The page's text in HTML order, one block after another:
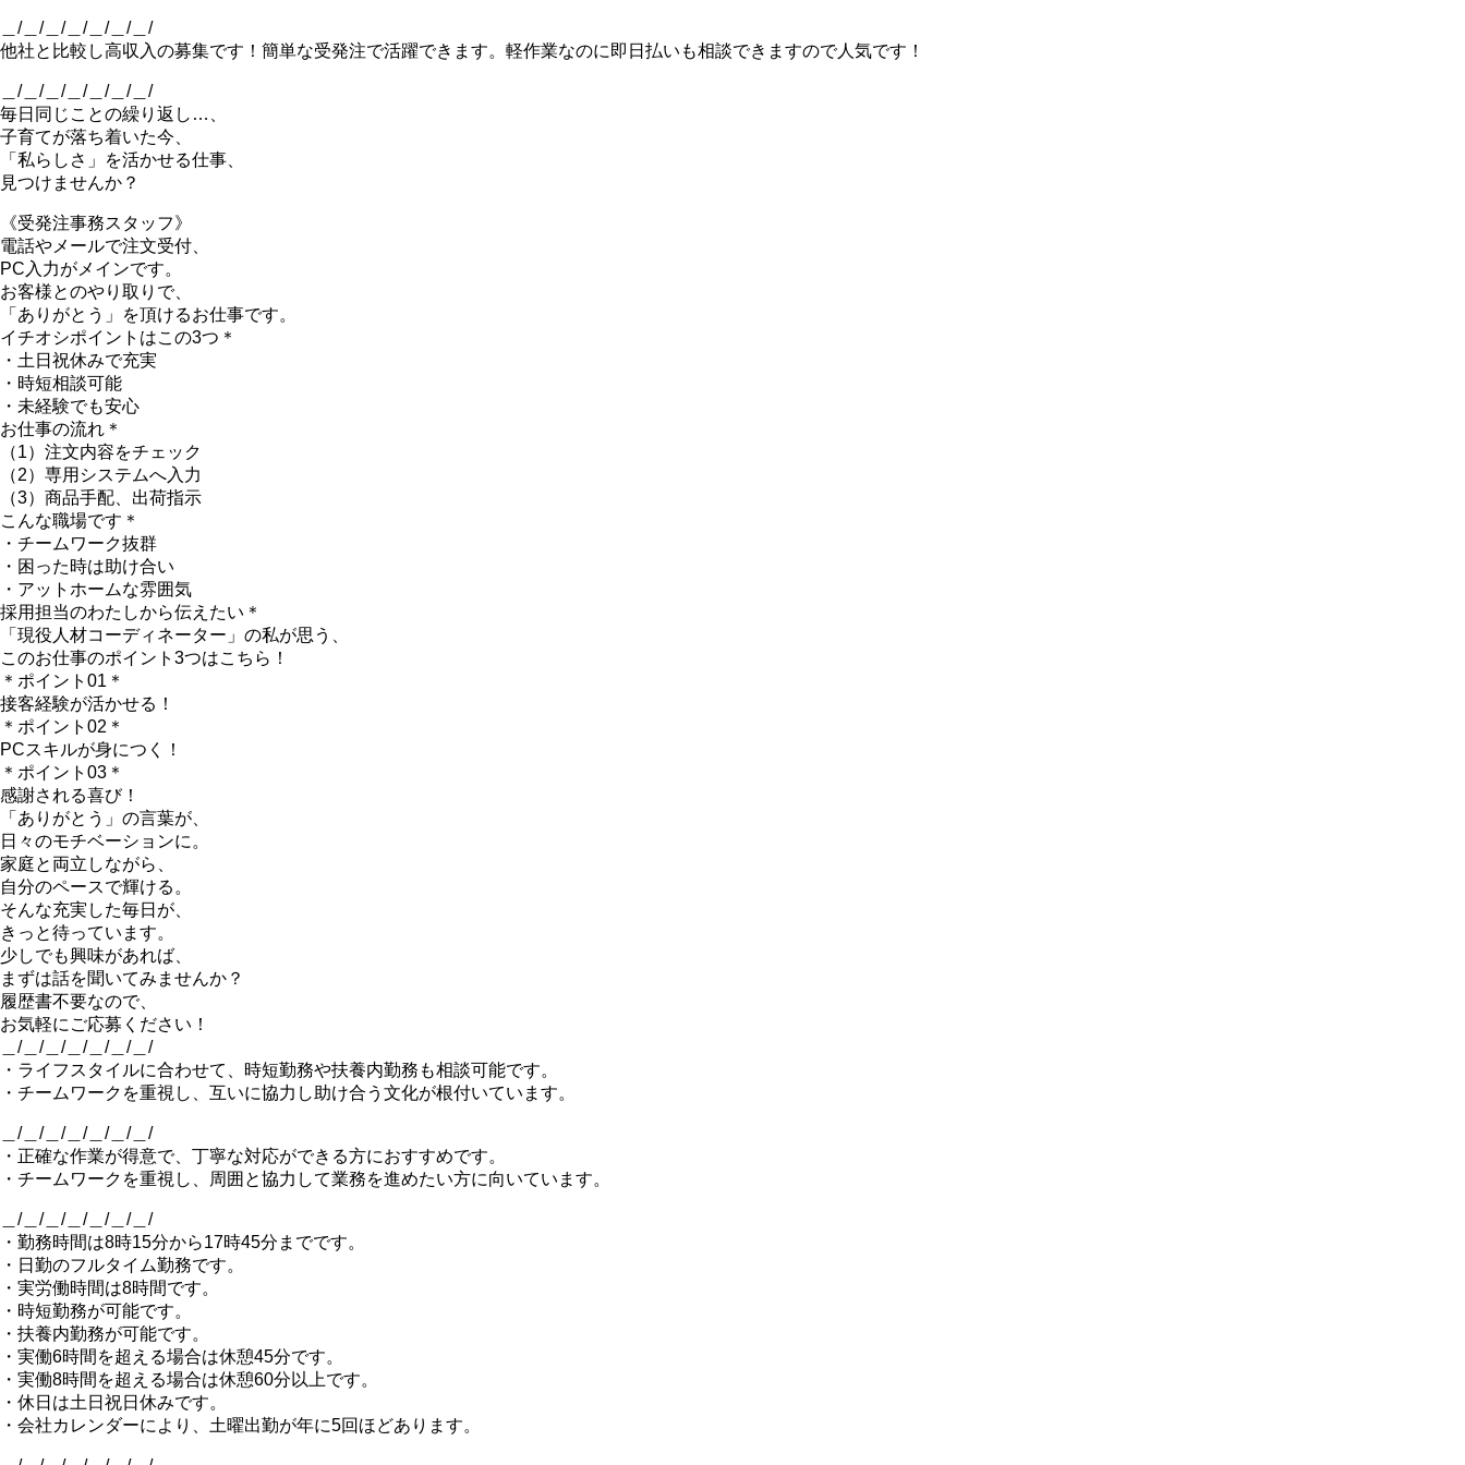
＿/＿/＿/＿/＿/＿/＿/
他社と比較し高収入の募集です！簡単な受発注で活躍できます。軽作業なのに即日払いも相談できますので人気です！
＿/＿/＿/＿/＿/＿/＿/
毎日同じことの繰り返し…、
子育てが落ち着いた今、
「私らしさ」を活かせる仕事、
見つけませんか？
《受発注事務スタッフ》
電話やメールで注文受付、
PC入力がメインです。
お客様とのやり取りで、
「ありがとう」を頂けるお仕事です。
イチオシポイントはこの3つ＊
・土日祝休みで充実
・時短相談可能
・未経験でも安心
お仕事の流れ＊
（1）注文内容をチェック
（2）専用システムへ入力
（3）商品手配、出荷指示
こんな職場です＊
・チームワーク抜群
・困った時は助け合い
・アットホームな雰囲気
採用担当のわたしから伝えたい＊
「現役人材コーディネーター」の私が思う、
このお仕事のポイント3つはこちら！
＊ポイント01＊
接客経験が活かせる！
＊ポイント02＊
PCスキルが身につく！
＊ポイント03＊
感謝される喜び！
「ありがとう」の言葉が、
日々のモチベーションに。
家庭と両立しながら、
自分のペースで輝ける。
そんな充実した毎日が、
きっと待っています。
少しでも興味があれば、
まずは話を聞いてみませんか？
履歴書不要なので、
お気軽にご応募ください！
＿/＿/＿/＿/＿/＿/＿/
・ライフスタイルに合わせて、時短勤務や扶養内勤務も相談可能です。
・チームワークを重視し、互いに協力し助け合う文化が根付いています。
＿/＿/＿/＿/＿/＿/＿/
・正確な作業が得意で、丁寧な対応ができる方におすすめです。
・チームワークを重視し、周囲と協力して業務を進めたい方に向いています。
＿/＿/＿/＿/＿/＿/＿/
・勤務時間は8時15分から17時45分までです。
・日勤のフルタイム勤務です。
・実労働時間は8時間です。
・時短勤務が可能です。
・扶養内勤務が可能です。
・実働6時間を超える場合は休憩45分です。
・実働8時間を超える場合は休憩60分以上です。
・休日は土日祝日休みです。
・会社カレンダーにより、土曜出勤が年に5回ほどあります。